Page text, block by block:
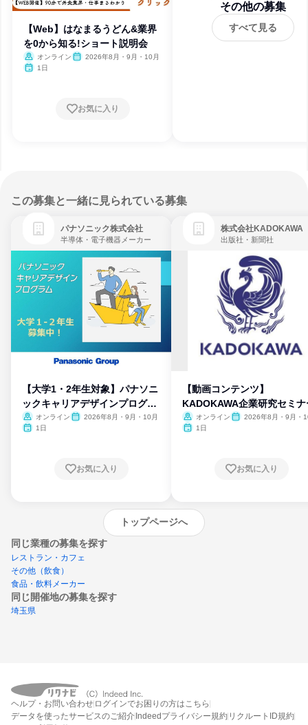
【Web】はなまるうどん&業界
を0から知る!ショート説明会
オンライン
2026年8月・9月・10月
1日
お気に入り
その他の募集
すべて見る
この募集と一緒に見られている募集
パナソニック株式会社
半導体・電子機器メーカー
【大学1・2年生対象】パナソニ
ックキャリアデザインプログラ
ム
オンライン
2026年8月・9月・10月
1日
お気に入り
株式会社KADOKAWA
出版社・新聞社
【動画コンテンツ】
KADOKAWA企業研究セミナ
オンライン
2026年8月・9月・
1日
お気に入り
トップページへ
同じ業種の募集を探す
レストラン・カフェ
その他（飲食）
食品・飲料メーカー
同じ開催地の募集を探す
埼玉県
エントリーするとプログラムの詳細案内を
受け取れるようになります
ヘルプ・お問い合わせ ログインでお困りの方はこちら
データを使ったサービスのご紹介 Indeedプライバシー規約 リクルートID規約